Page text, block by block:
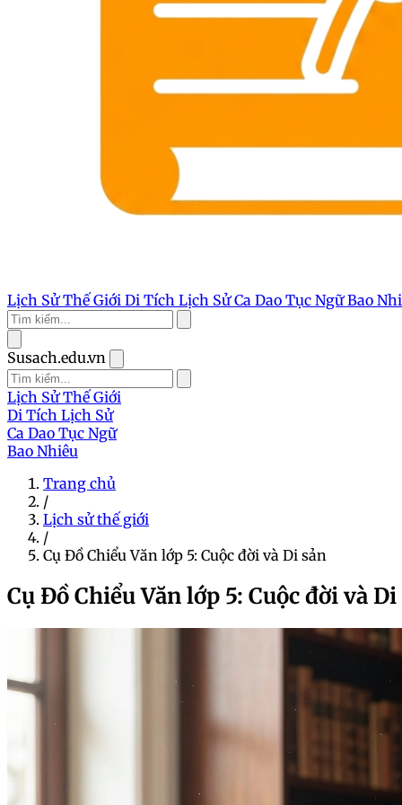
Lịch Sử Thế Giới Di Tích Lịch SửCa Dao Tục NgữBao
Susach.edu.vn
Lịch Sử Thế Giới
Di Tích Lịch Sử
Ca Dao Tục Ngữ
Bao Nhiêu
Trang chủ
/
Lịch sử thế giới
/
Cụ Đồ Chiểu Văn lớp 5: Cuộc đời và Di sản
Cụ Đồ Chiểu Văn lớp 5: Cuộc đời và Di